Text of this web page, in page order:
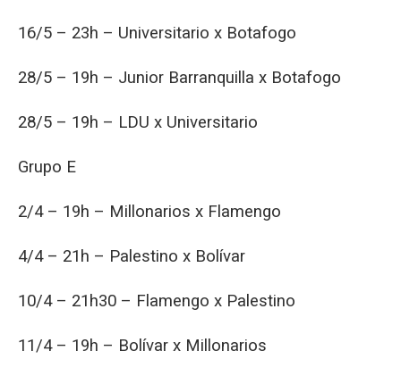
16/5 – 23h – Universitario x Botafogo
28/5 – 19h – Junior Barranquilla x Botafogo
28/5 – 19h – LDU x Universitario
Grupo E
2/4 – 19h – Millonarios x Flamengo
4/4 – 21h – Palestino x Bolívar
10/4 – 21h30 – Flamengo x Palestino
11/4 – 19h – Bolívar x Millonarios